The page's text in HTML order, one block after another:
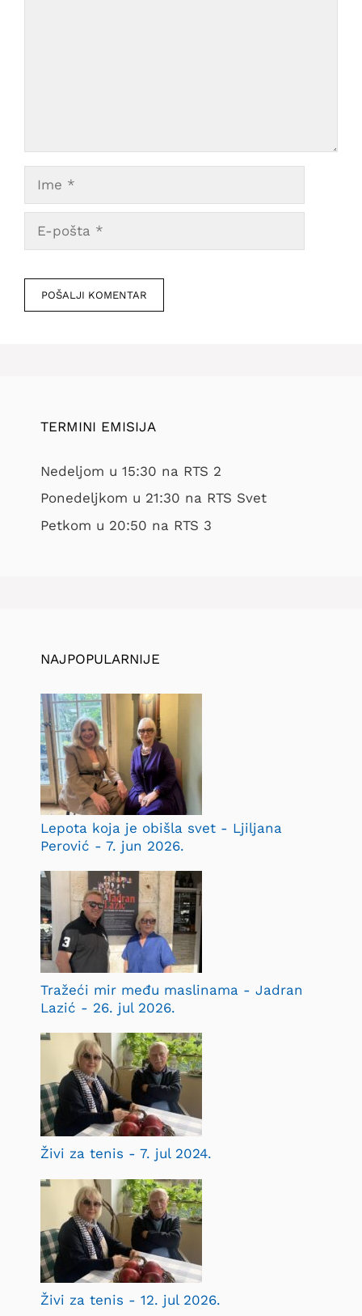
pošta
mesto
TERMINI EMISIJA
Nedeljom u 15:30 na RTS 2
Ponedeljkom u 21:30 na RTS Svet
Petkom u 20:50 na RTS 3
NAJPOPULARNIJE
Lepota koja je obišla svet - Ljiljana
Perović - 7. jun 2026.
Tražeći mir među maslinama - Jadran
Lazić - 26. jul 2026.
Živi za tenis - 7. jul 2024.
Živi za tenis - 12. jul 2026.